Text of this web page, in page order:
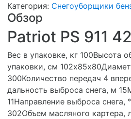
Категория: Снегоуборщики
Обзор
Patriot PS 911
Вес в упаковке, кг 100Высота
упаковки, cм
300Количество передач 4
дальность выброса снега, м
11Направление выброса снега,
302Объем масляного картера,